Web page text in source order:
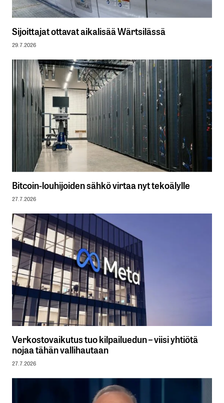
Sijoittajat ottavat aikalisää Wärtsilässä
29.7.2026
Bitcoin-louhijoiden sähkö virtaa nyt tekoälylle
27.7.2026
Verkostovaikutus tuo kilpailuedun – viisi yhtiötä
nojaa tähän vallihautaan
27.7.2026